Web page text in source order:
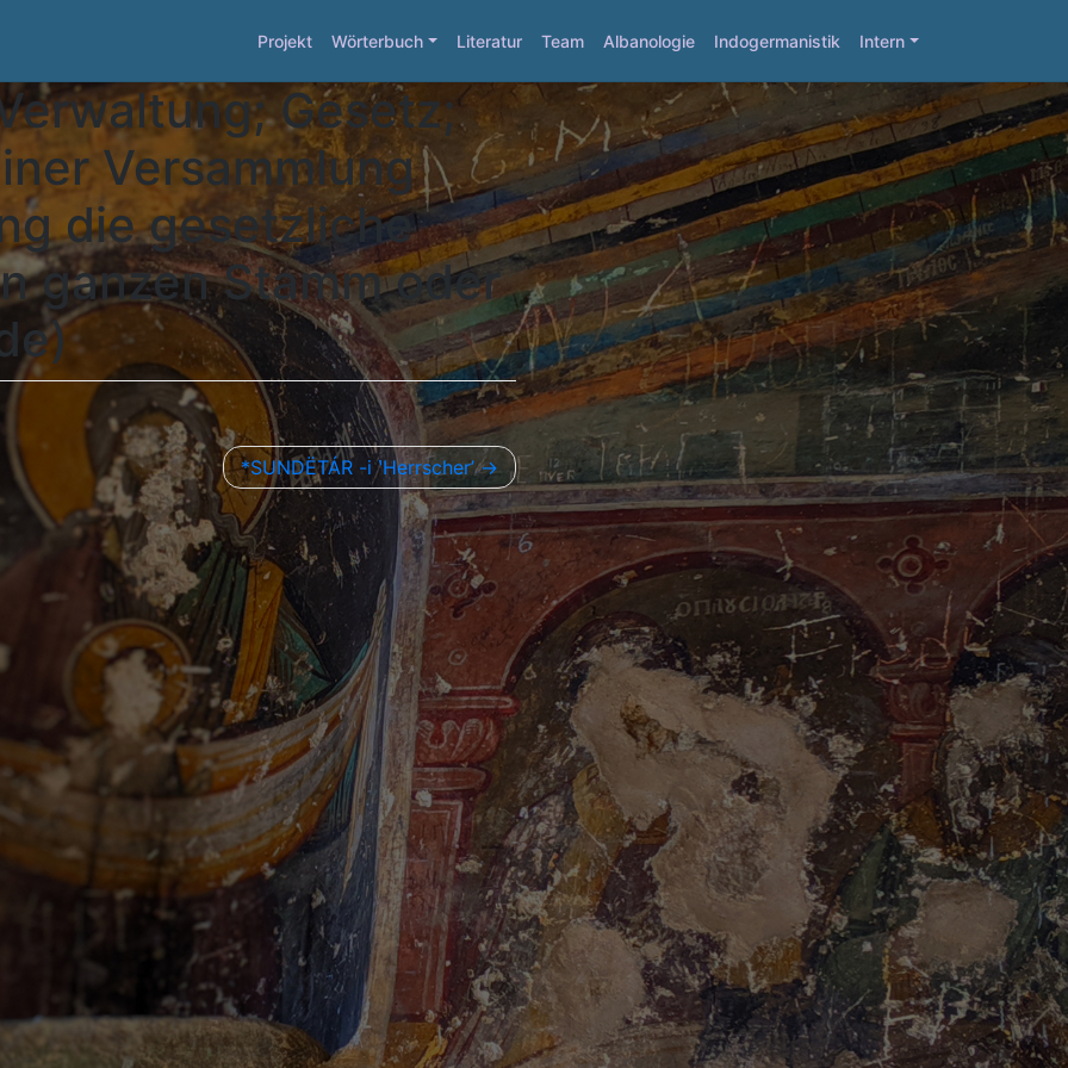
Projekt Wörterbuch Literatur Team Albanologie Indogermanistik Intern
Gesetz;
Versammlung
die gesetzliche
ganzen Stamm oder
*SUNDËTÁR -i ʽHerrscher’